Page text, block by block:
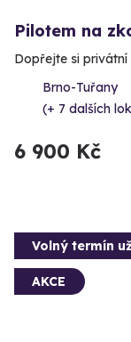
Pilotem na
Dopřejte si
Brno-Tuřany
(+ 7 dalších
6 900 Kč
Volný termín
AKCE